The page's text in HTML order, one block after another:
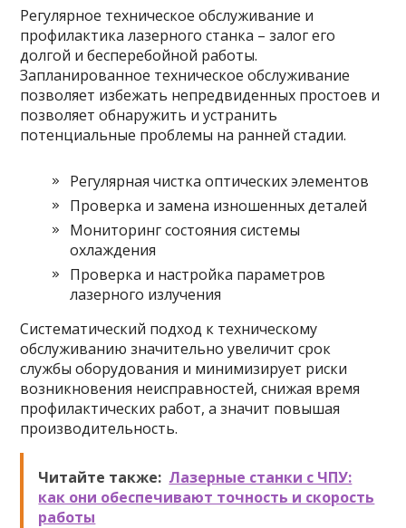
Регулярное техническое обслуживание и
профилактика лазерного станка – залог его
долгой и бесперебойной работы.
Запланированное техническое обслуживание
позволяет избежать непредвиденных простоев и
позволяет обнаружить и устранить
потенциальные проблемы на ранней стадии.
Регулярная чистка оптических элементов
Проверка и замена изношенных деталей
Мониторинг состояния системы
охлаждения
Проверка и настройка параметров
лазерного излучения
Систематический подход к техническому
обслуживанию значительно увеличит срок
службы оборудования и минимизирует риски
возникновения неисправностей, снижая время
профилактических работ, а значит повышая
производительность.
Читайте также: Лазерные станки с ЧПУ:
как они обеспечивают точность и скорость
работы